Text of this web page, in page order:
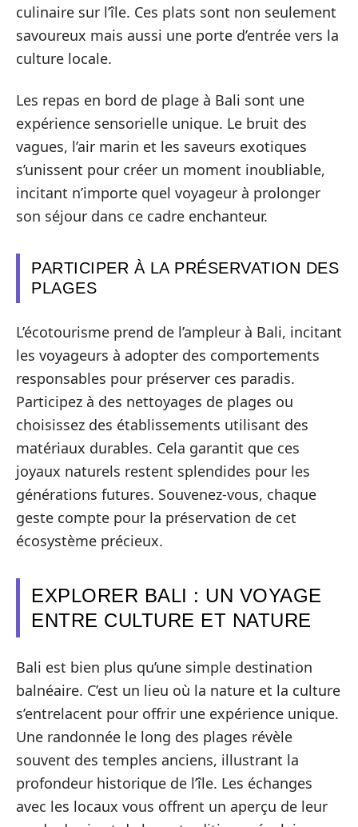
culinaire sur l’île. Ces plats sont non seulement
savoureux mais aussi une porte d’entrée vers la
culture locale.
Les repas en bord de plage à Bali sont une
expérience sensorielle unique. Le bruit des
vagues, l’air marin et les saveurs exotiques
s’unissent pour créer un moment inoubliable,
incitant n’importe quel voyageur à prolonger
son séjour dans ce cadre enchanteur.
PARTICIPER À LA PRÉSERVATION DES
PLAGES
L’écotourisme prend de l’ampleur à Bali, incitant
les voyageurs à adopter des comportements
responsables pour préserver ces paradis.
Participez à des nettoyages de plages ou
choisissez des établissements utilisant des
matériaux durables. Cela garantit que ces
joyaux naturels restent splendides pour les
générations futures. Souvenez-vous, chaque
geste compte pour la préservation de cet
écosystème précieux.
EXPLORER BALI : UN VOYAGE
ENTRE CULTURE ET NATURE
Bali est bien plus qu’une simple destination
balnéaire. C’est un lieu où la nature et la culture
s’entrelacent pour offrir une expérience unique.
Une randonnée le long des plages révèle
souvent des temples anciens, illustrant la
profondeur historique de l’île. Les échanges
avec les locaux vous offrent un aperçu de leur